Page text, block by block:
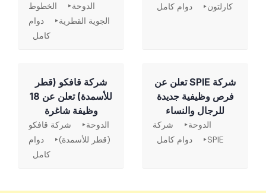
كارلتون
دوام كامل الدوحة
الخطوط
الجوية القطرية
دوام
كامل
شركة SPIE تعلن عن
فرص وظيفية جديدة
للرجال والنساء
الدوحة
شركة
SPIE
دوام كامل
شركة قافكو (قطر
للأسمدة) تعلن عن 18
وظيفة شاغرة
الدوحة
شركة قافكو
(قطر للأسمدة)
دوام
كامل